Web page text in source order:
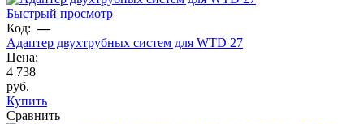
Быстрый просмотр
Код:—
Адаптер двухтрубных систем для WTD 27
Цена:
4 738
руб.
Купить
Сравнить